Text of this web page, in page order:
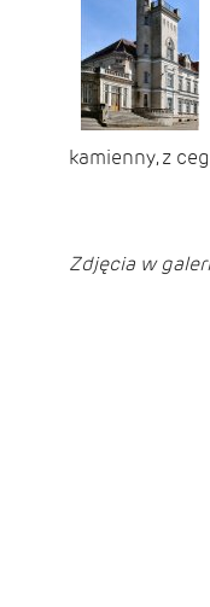
kamienny, z
Zdjęcia w